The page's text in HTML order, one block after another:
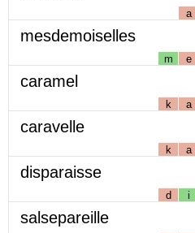
a
mesdemoiselles
m e
caramel
k a
caravelle
k a
disparaisse
d i
salsepareille